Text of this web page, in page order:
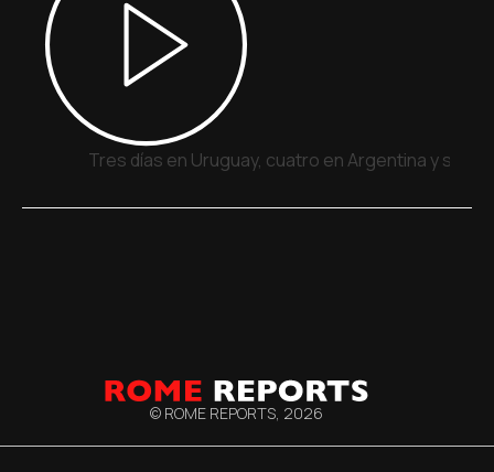
Tres días en Uruguay, cuatro en Argentina y
© ROME REPORTS, 2026